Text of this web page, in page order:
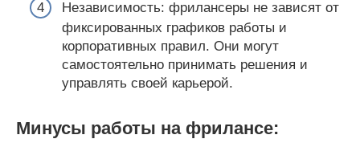
Независимость: фрилансеры не зависят от
фиксированных графиков работы и
корпоративных правил. Они могут
самостоятельно принимать решения и
управлять своей карьерой.
Минусы работы на фрилансе: